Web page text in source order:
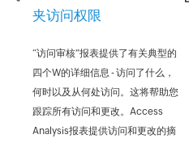
夹访问权限
“访问审核”报表提供了有关典型的
四个W的详细信息 - 访问了什么，
何时以及从何处访问。这将帮助您
跟踪所有访问和更改。Access
Analysis报表提供访问和更改的摘